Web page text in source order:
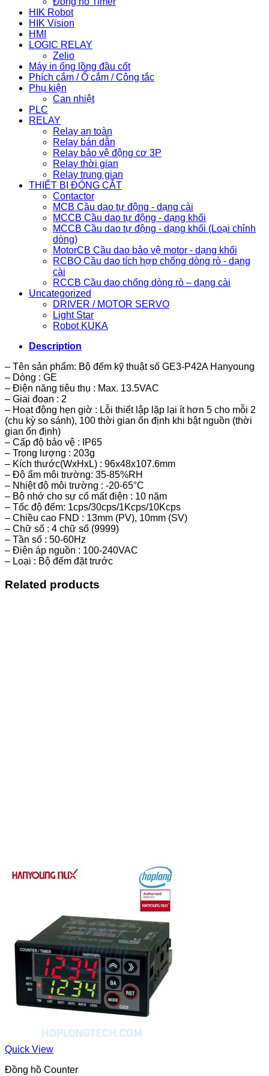
HIK Robot
HIK Vision
HMI
LOGIC RELAY
Zelio
Máy in ống lồng đầu cốt
Phích cắm / Ổ cắm / Công tắc
Phụ kiện
Can nhiệt
PLC
RELAY
Relay an toàn
Relay bán dẫn
Relay bảo vệ động cơ 3P
Relay thời gian
Relay trung gian
THIẾT BỊ ĐÓNG CẮT
Contactor
MCB Cầu dao tự động - dạng cài
MCCB Cầu dao tự động - dạng khối
MCCB Cầu dao tự động - dạng khối (Loại chỉnh
dòng)
MotorCB Cầu dao bảo vệ motor - dạng khối
RCBO Cầu dao tích hợp chống dòng rò - dạng
cài
RCCB Cầu dao chống dòng rò – dạng cài
Uncategorized
DRIVER / MOTOR SERVO
Light Star
Robot KUKA
Description
– Tên sản phẩm: Bộ đếm kỹ thuật số GE3-P42A Hanyoung
– Dòng : GE
– Điện năng tiêu thụ : Max. 13.5VAC
– Giai đoạn : 2
– Hoạt động hẹn giờ : Lỗi thiết lập lặp lại ít hơn 5 cho mỗi 2
(chu kỳ so sánh), 100 thời gian ổn định khi bật nguồn (thời
gian ổn định)
– Cấp độ bảo vệ : IP65
– Trọng lượng : 203g
– Kích thước(WxHxL) : 96x48x107.6mm
– Độ ẩm môi trường: 35-85%RH
– Nhiệt độ môi trường : -20-65°C
– Bộ nhớ cho sự cố mất điện : 10 năm
– Tốc độ đếm: 1cps/30cps/1Kcps/10Kcps
– Chiều cao FND : 13mm (PV), 10mm (SV)
– Chữ số : 4 chữ số (9999)
– Tần số : 50-60Hz
– Điện áp nguồn : 100-240VAC
– Loại : Bộ đếm đặt trước
Related products
Quick View
Đồng hồ Counter